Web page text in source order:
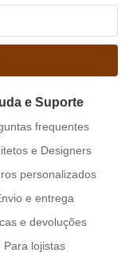
e Suporte
frequentes
e Designers
personalizados
e entrega
e devoluções
Para lojistas